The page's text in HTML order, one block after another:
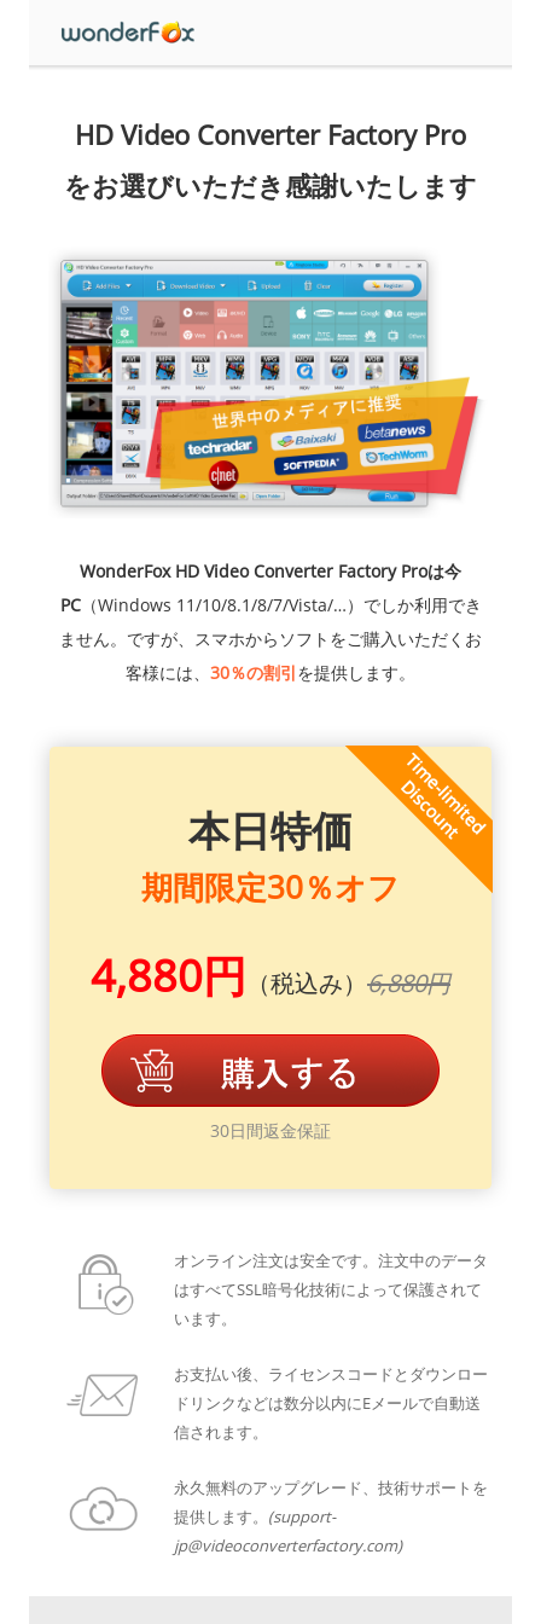
HD Video Converter Factory Pro
をお選びいただき感謝いたします
WonderFox HD Video Converter Factory Proは今
PC（Windows 11/10/8.1/8/7/Vista/…）でしか利用でき
ません。ですが、スマホからソフトをご購入いただくお
客様には、 30％の割引を提供します。
本日特価
期間限定30％オフ
4,880円 （税込み） 6,880円
30日間返金保証
オンライン注文は安全です。注文中のデータ
はすべてSSL暗号化技術によって保護されて
います。
お支払い後、ライセンスコードとダウンロー
ドリンクなどは数分以内にEメールで自動送
信されます。
永久無料のアップグレード、技術サポートを
提供します。 (support-
jp@videoconverterfactory.com)